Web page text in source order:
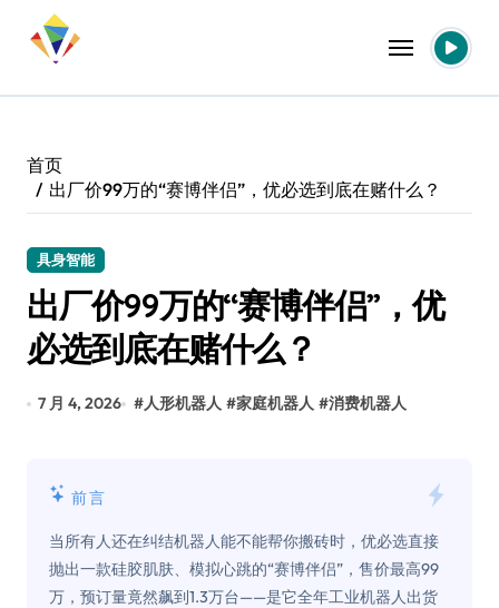
首页
出厂价99万的“赛博伴侣”，优必选到底在赌什么？
具身智能
出厂价99万的“赛博伴侣”，优
必选到底在赌什么？
7 月 4, 2026 #人形机器人 #家庭机器人 #消费机器人
前言
当所有人还在纠结机器人能不能帮你搬砖时，优必选直接
抛出一款硅胶肌肤、模拟心跳的“赛博伴侣”，售价最高99
万，预订量竟然飙到1.3万台——是它全年工业机器人出货